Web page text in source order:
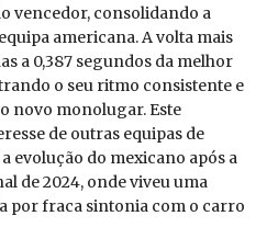
vencedor, consolidando a
americana. A volta mais
a 0,387 segundos da melhor
o seu ritmo consistente e
novo monolugar. Este
de outras equipas de
evolução do mexicano após a
de 2024, onde viveu uma
por fraca sintonia com o carro